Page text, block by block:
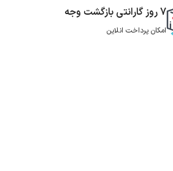
7 روز گارانتی بازگشت وجه
امکان پرداخت انلاین